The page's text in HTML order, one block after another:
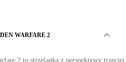
WARFARE 2
2 to strzelanka z perspektywy trzeciej